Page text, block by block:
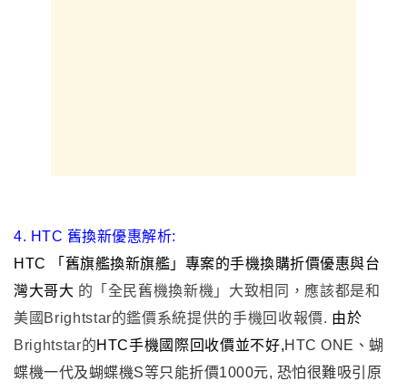
4. HTC 舊換新優惠解析:
HTC
「舊旗艦換新旗艦」專案的手機換購折價優惠與台
灣大哥大 的「全民舊機換新機」大致相同，應該都是和
美國 Brightstar的鑑價系統提供的手機回收報價. 由於
Brightstar的HTC手機國際回收價並不好,HTC ONE 、蝴
蝶機一代及蝴蝶機S等只能折價1000元, 恐怕很難吸引原